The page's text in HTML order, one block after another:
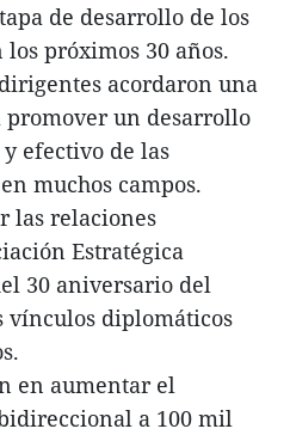
de desarrollo de los
próximos 30 años.
acordaron una
promover un desarrollo
efectivo de las
muchos campos.
las relaciones
Estratégica
30 aniversario del
vínculos diplomáticos
en aumentar el
a 100 mil